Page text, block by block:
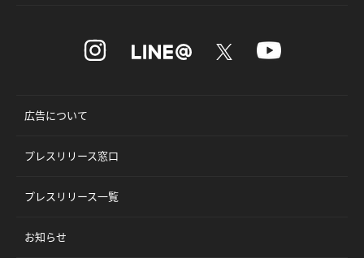
広告について
プレスリリース窓口
プレスリリース一覧
お知らせ